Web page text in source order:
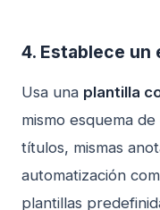
4. Establece
Usa una plantilla
mismo esquema
títulos, mismas
automatización
plantillas